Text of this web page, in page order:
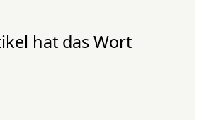
hat das Wort